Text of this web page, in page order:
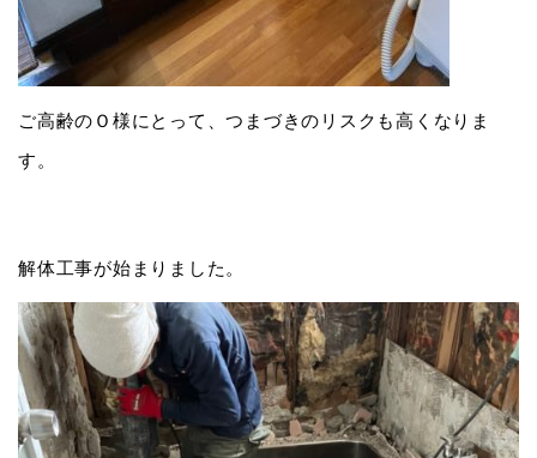
ご高齢のＯ様にとって、つまづきのリスクも高くなりま
す。
解体工事が始まりました。